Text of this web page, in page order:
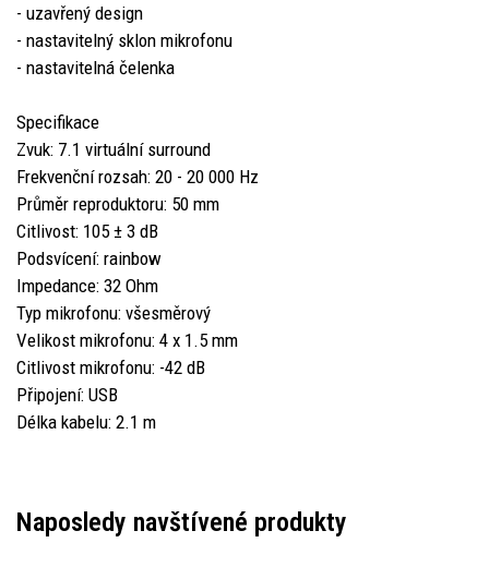
- uzavřený design
- nastavitelný sklon mikrofonu
- nastavitelná čelenka
Specifikace
Zvuk: 7.1 virtuální surround
Frekvenční rozsah: 20 - 20 000 Hz
Průměr reproduktoru: 50 mm
Citlivost: 105 ± 3 dB
Podsvícení: rainbow
Impedance: 32 Ohm
Typ mikrofonu: všesměrový
Velikost mikrofonu: 4 x 1.5 mm
Citlivost mikrofonu: -42 dB
Připojení: USB
Délka kabelu: 2.1 m
Naposledy navštívené produkty